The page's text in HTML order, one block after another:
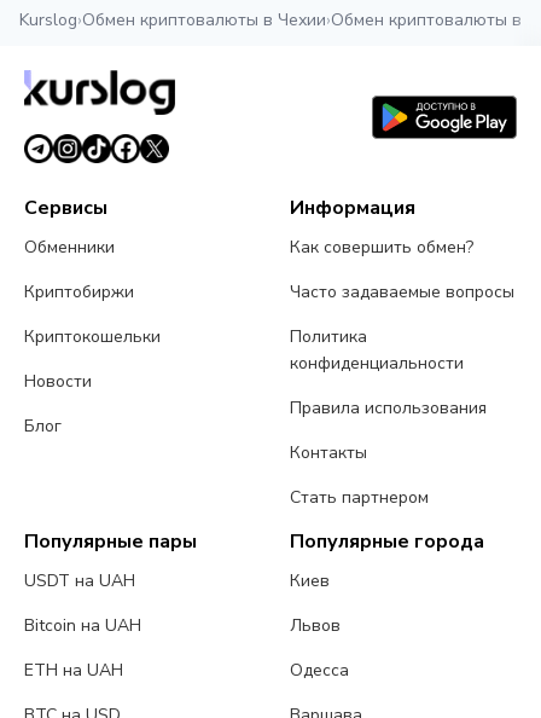
Kurslog›Обмен криптовалюты в Чехии›Обмен криптовалюты в
Сервисы
Обменники
Криптобиржи
Криптокошельки
Новости
Блог
Информация
Как совершить обмен?
Часто задаваемые вопросы
Политика
конфиденциальности
Правила использования
Контакты
Стать партнером
Популярные пары
USDT на UAH
Bitcoin на UAH
ETH на UAH
Популярные города
Киев
Львов
Одесса